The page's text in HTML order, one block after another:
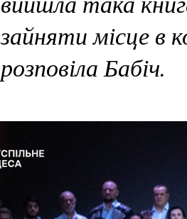
зайняти місце в
розповіла Бабіч.